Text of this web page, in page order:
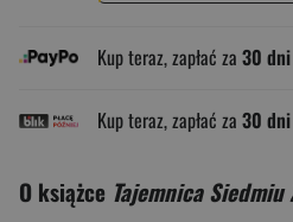
Kup teraz, zapłać za 30 dni
Kup teraz, zapłać za 30 dni
O książce Tajemnica Siedmiu